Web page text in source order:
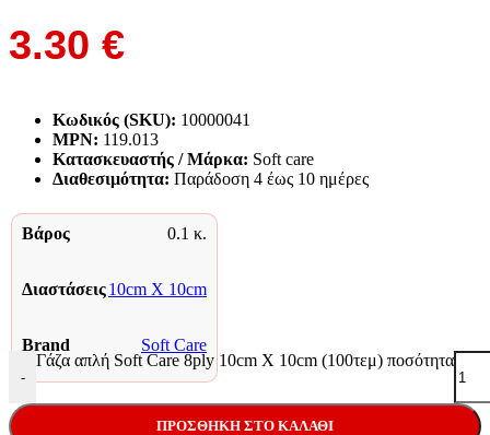
3.30 €
Κωδικός (SKU): 10000041
MPN: 119.013
Κατασκευαστής / Μάρκα: Soft care
Διαθεσιμότητα: Παράδoση 4 έως 10 ημέρες
Βάρος 0.1 κ.
Διαστάσεις10cm X 10cm
Brand Soft Care
-
Γάζα απλή Soft Care 8ply 10cm X 10cm (100τεμ) ποσότητα
ΠΡΟΣΘΉΚΗ ΣΤΟ ΚΑΛΆΘΙ